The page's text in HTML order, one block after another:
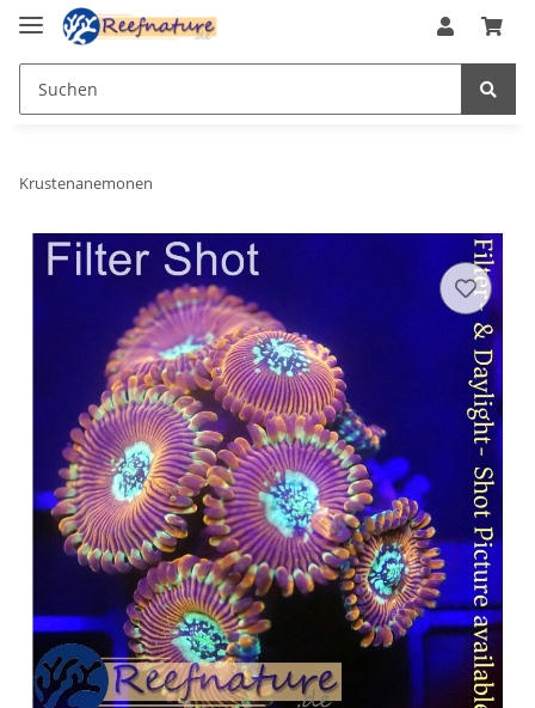
Krustenanemonen